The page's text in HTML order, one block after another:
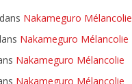
dans Nakameguro Mélancolie
Nakameguro Mélancolie
Nakameguro Mélancolie
Nakameguro Mélancolie